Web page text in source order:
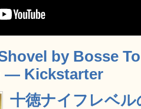
by Bosse
— Kickstarter
十徳ナイフレベ